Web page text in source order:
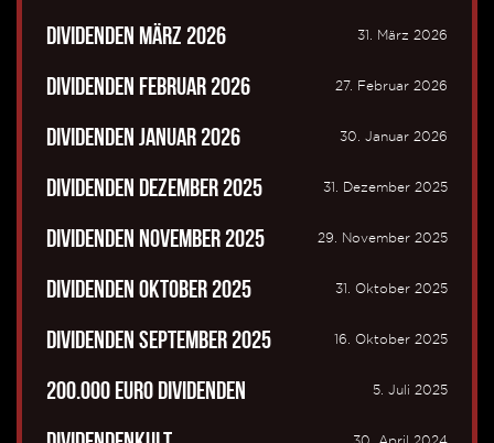
Dividenden März 2026 31. März 2026
Dividenden Februar 2026 27. Februar 2026
Dividenden Januar 2026 30. Januar 2026
Dividenden Dezember 2025 31. Dezember 2025
Dividenden November 2025 29. November 2025
Dividenden Oktober 2025 31. Oktober 2025
Dividenden September 2025 16. Oktober 2025
200.000 Euro Dividenden 5. Juli 2025